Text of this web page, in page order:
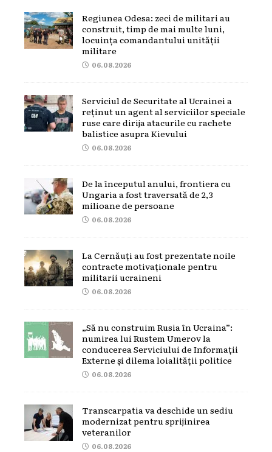
Regiunea Odesa: zeci de militari au
construit, timp de mai multe luni,
locuința comandantului unității
militare
06.08.2026
Serviciul de Securitate al Ucrainei a
reținut un agent al serviciilor speciale
ruse care dirija atacurile cu rachete
balistice asupra Kievului
06.08.2026
De la începutul anului, frontiera cu
Ungaria a fost traversată de 2,3
milioane de persoane
06.08.2026
La Cernăuți au fost prezentate noile
contracte motivaționale pentru
militarii ucraineni
06.08.2026
„Să nu construim Rusia în Ucraina”:
numirea lui Rustem Umerov la
conducerea Serviciului de Informații
Externe și dilema loialității politice
06.08.2026
Transcarpatia va deschide un sediu
modernizat pentru sprijinirea
veteranilor
06.08.2026